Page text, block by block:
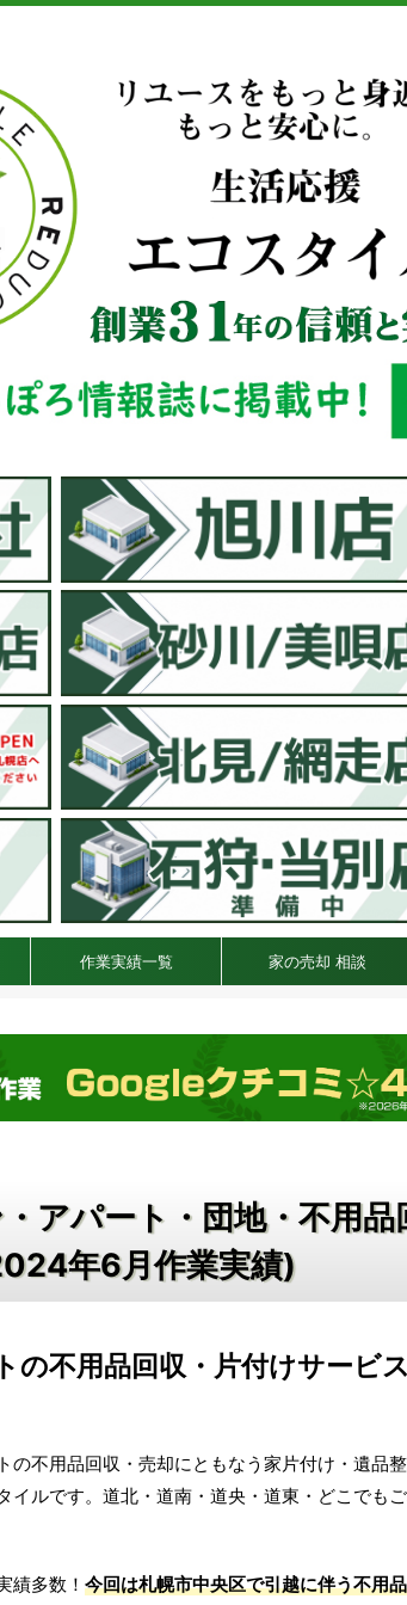
作業実績一覧 家の売却 相談
アパート・団地・不用品
年6月作業実績)
の不用品回収・片付けサービ
の不用品回収・売却にともなう家片付け・遺品
ルです。道北・道南・道央・道東・どこでもご
績多数！ 今回は札幌市中央区で引越に伴う不用